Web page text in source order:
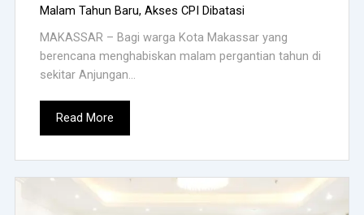
Malam Tahun Baru, Akses CPI Dibatasi
MAKASSAR – Bagi warga Kota Makassar yang
berencana menghabiskan malam pergantian tahun di
sekitar Anjungan...
Read More